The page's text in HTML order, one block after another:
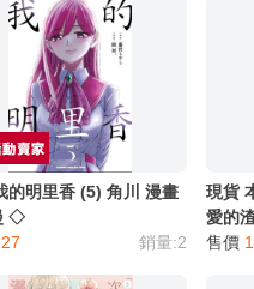
的明里香 (5) 角川 漫畫
◇
銷量:2
現貨
愛的
送抱
售價